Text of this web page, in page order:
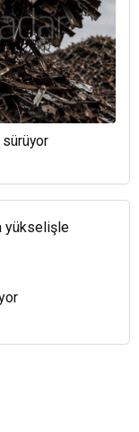
sürüyor
yükselişle